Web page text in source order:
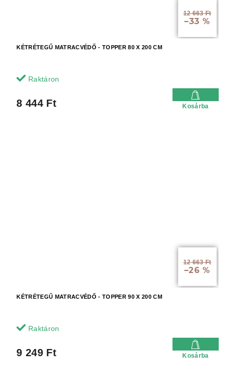
12 663 Ft
–33 %
KÉTRÉTEGŰ MATRACVÉDŐ - TOPPER 80 X 200 CM
Raktáron
8 444 Ft Kosárba
12 663 Ft
–26 %
KÉTRÉTEGŰ MATRACVÉDŐ - TOPPER 90 X 200 CM
Raktáron
9 249 Ft Kosárba